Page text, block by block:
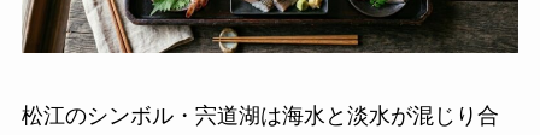
松江のシンボル・宍道湖は海水と淡水が混じり合